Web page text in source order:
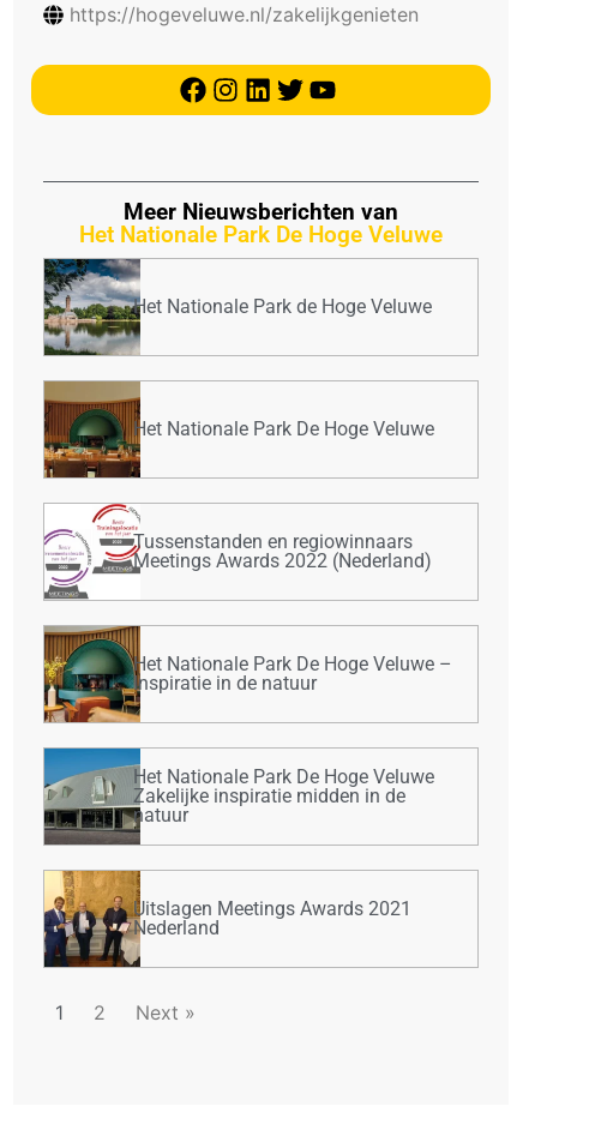
https://hogeveluwe.nl/zakelijkgenieten
Meer Nieuwsberichten van
Het Nationale Park De Hoge Veluwe
Het Nationale Park de Hoge Veluwe
Het Nationale Park De Hoge Veluwe
Tussenstanden en regiowinnaars
Meetings Awards 2022 (Nederland)
Het Nationale Park De Hoge Veluwe –
Inspiratie in de natuur
Het Nationale Park De Hoge Veluwe
Zakelijke inspiratie midden in de
natuur
Uitslagen Meetings Awards 2021
Nederland
1 2 Next »